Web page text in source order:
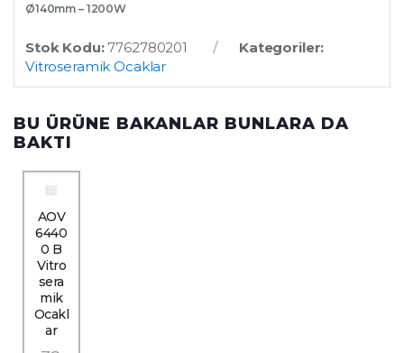
Ø140mm – 1200W
Stok Kodu: 7762780201
Kategoriler:
Vitroseramik Ocaklar
BU ÜRÜNE BAKANLAR BUNLARA DA
BAKTI
AOV
6440
0 B
Vitro
sera
mik
Ocakl
ar